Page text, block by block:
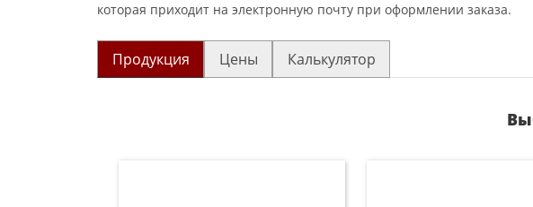
которая приходит на электронную почту при оформлении заказа.
Продукция Цены Калькулятор